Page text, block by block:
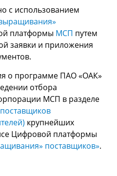
с использованием
платформы МСП путем
заявки и приложения
о программе ПАО «ОАК»
отбора
МСП в разделе
крупнейших
Цифровой платформы
поставщиков».